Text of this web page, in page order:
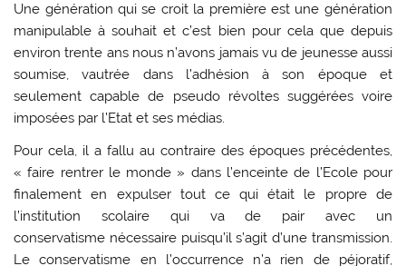
Une génération qui se croit la première est une génération
manipulable à souhait et c’est bien pour cela que depuis
environ trente ans nous n’avons jamais vu de jeunesse aussi
soumise, vautrée dans l’adhésion à son époque et
seulement capable de pseudo révoltes suggérées voire
imposées par l’Etat et ses médias.
Pour cela, il a fallu au contraire des époques précédentes,
« faire rentrer le monde » dans l’enceinte de l’Ecole pour
finalement en expulser tout ce qui était le propre de
l’institution scolaire qui va de pair avec un
conservatisme nécessaire puisqu’il s’agit d’une transmission.
Le conservatisme en l’occurrence n’a rien de péjoratif,